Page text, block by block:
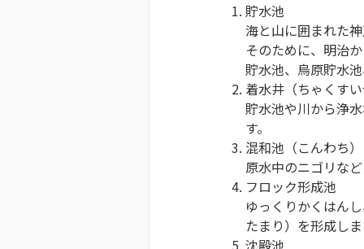
貯水池
海と山に囲まれた
そのために、明治
貯水池、烏原貯水
着水井（ちゃくす
貯水池や川から浄
す。
混和池（こんわち）
原水中のニゴリな
フロック形成池
ゆっくりかくはん
たまり）を形成し
沈殿池